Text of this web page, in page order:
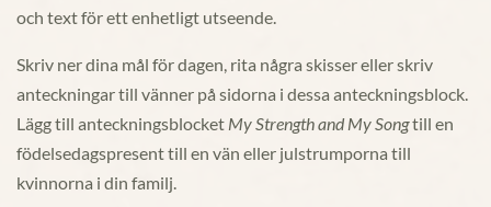
och text för ett enhetligt utseende.
Skriv ner dina mål för dagen, rita några skisser eller skriv
anteckningar till vänner på sidorna i dessa anteckningsblock.
Lägg till anteckningsblocket My Strength and My Songtill en
födelsedagspresent till en vän eller julstrumporna till
kvinnorna i din familj.